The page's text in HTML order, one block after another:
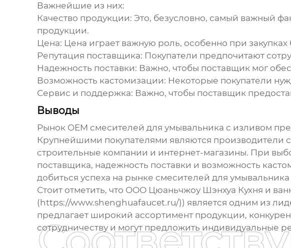
Важнейшие из них:
Качество продукции: Это, безусловно, самый важный
продукции.
Цена: Цена играет важную роль, особенно при
Репутация поставщика: Покупатели предпочитают
Надежность поставки: Важно, чтобы поставщик мог
Возможность кастомизации: Некоторые покупатели
Сервис и поддержка: Важно, чтобы поставщик
Выводы
Рынок OEM смесителей для умывальника с изливом
Крупнейшими покупателями являются производители
строительные компании и интернет-магазины. При
поставщика, надежность поставки и возможность
добиться успеха на рынке смесителей для
Стоит отметить, что ООО Цюаньчжоу Шэнхуа Кухня и
(https://www.shenghuafaucet.ru/)) является одним из
предлагает широкий ассортимент продукции,
сотрудничеству и могут предложить индивидуальные